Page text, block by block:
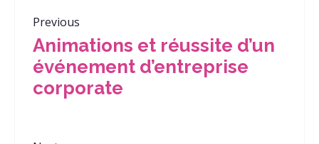
Previous
Animations et réussite d’un
événement d’entreprise
corporate